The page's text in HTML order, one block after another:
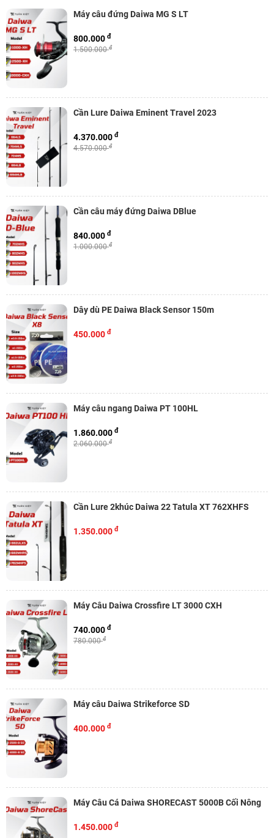
Máy câu đứng Daiwa MG S LT
1.500.000đ
800.000 đ
Cần Lure Daiwa Eminent Travel 2023
4.570.000đ
4.370.000 đ
Cần câu máy đứng Daiwa DBlue
1.000.000đ
840.000 đ
Dây dù PE Daiwa Black Sensor 150m
450.000 đ
Máy câu ngang Daiwa PT 100HL
2.060.000đ
1.860.000 đ
Cần Lure 2khúc Daiwa 22 Tatula XT 762XHFS
1.350.000 đ
Máy Câu Daiwa Crossfire LT 3000 CXH
780.000đ
740.000 đ
Máy câu Daiwa Strikeforce SD
400.000 đ
Máy Câu Cá Daiwa SHORECAST 5000B Cối Nông
1.450.000 đ